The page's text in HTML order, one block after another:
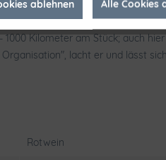
für die Entwicklung von
Kilometer am Stück; auch
lacht er und lässt
Rotwein
ablehnen Alle Cookies